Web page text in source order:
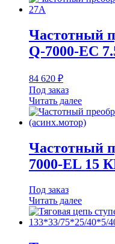
Частотный
Q-7000-EC
84 620 ₽
Под заказ
Читать далее
Частотный
7000-EL 15
Под заказ
Читать далее